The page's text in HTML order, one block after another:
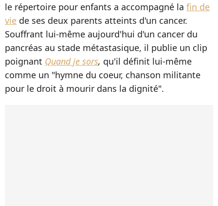
le répertoire pour enfants a accompagné la fin de
vie de ses deux parents atteints d'un cancer.
Souffrant lui-même aujourd'hui d'un cancer du
pancréas au stade métastasique, il publie un clip
poignant Quand je sors, qu'il définit lui-même
comme un "hymne du coeur, chanson militante
pour le droit à mourir dans la dignité".